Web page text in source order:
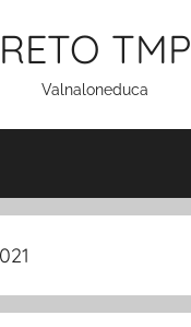
RETO TMP
Valnaloneduca